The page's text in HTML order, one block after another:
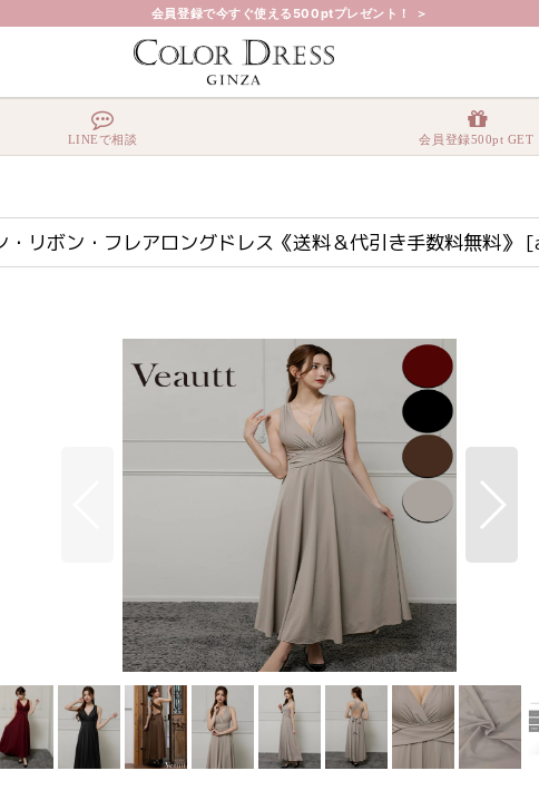
会員登録で今すぐ使える500ptプレゼント！ ＞
LINEで相談 会員登録500pt GET
・リボン・フレアロングドレス《送料＆代引き手数料無料》
リボン・フレアロングドレス《送料＆代引き手数料無料》 [